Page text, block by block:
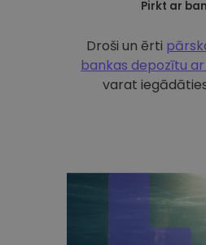
Pirkt ar
Droši un ērti
bankas depozītu ar
varat